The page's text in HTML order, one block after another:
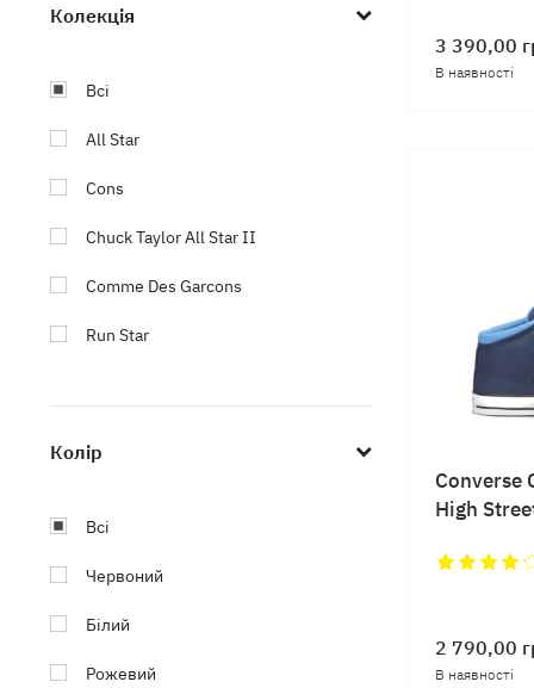
Колекція
Всі
All Star
Cons
Chuck Taylor All Star II
Comme Des Garcons
Run Star
Chuck 70
El Distrito
Ctas Ox
Point Star
Колір
Всі
Червоний
Білий
Рожевий
3 390,00
В наявності
Converse
High
2 790,00
В наявності